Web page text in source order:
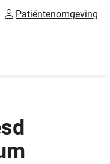
Patiëntenomgeving